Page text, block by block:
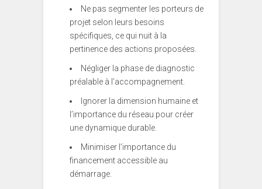
Ne pas segmenter les porteurs de
projet selon leurs besoins
spécifiques, ce qui nuit à la
pertinence des actions proposées.
Négliger la phase de diagnostic
préalable à l’accompagnement.
Ignorer la dimension humaine et
l’importance du réseau pour créer
une dynamique durable.
Minimiser l’importance du
financement accessible au
démarrage.